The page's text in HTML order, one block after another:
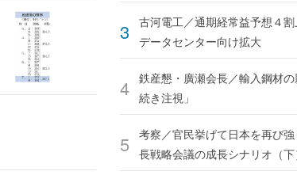
古河電工／通期経常益予想４
データセンター向け拡大
鉄産懇・廣瀬会長／輸入鋼材の
続き注視」
考察／官民挙げて日本を再び
長戦略会議の成長シナリオ（